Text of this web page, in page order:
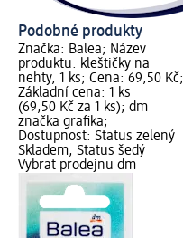
Podobné produkty
Značka: Balea; Název
produktu: kleštičky na
nehty, 1 ks; Cena: 69,50 Kč;
Základní cena: 1 ks
(69,50 Kč za 1 ks); dm
značka grafika;
Dostupnost: Status zelený
Skladem, Status šedý
Vybrat prodejnu dm